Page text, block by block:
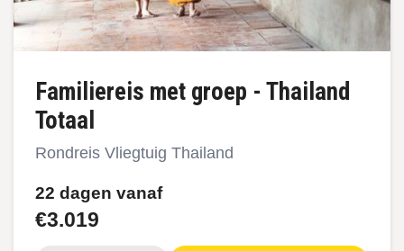
Familiereis met groep - Thailand
Totaal
Rondreis Vliegtuig Thailand
22 dagen vanaf
€3.019